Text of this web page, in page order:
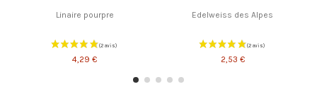
Linaire pourpre
4,29 €
Edelweiss des Alpes
2,53 €